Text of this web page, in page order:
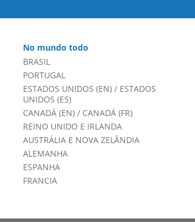
No mundo todo
BRASIL
PORTUGAL
ESTADOS UNIDOS (EN)/ ESTADOS
UNIDOS (ES)
CANADÁ (EN)/ CANADÁ (FR)
REINO UNIDO E IRLANDA
AUSTRÁLIA E NOVA ZELÂNDIA
ALEMANHA
ESPANHA
FRANCIA